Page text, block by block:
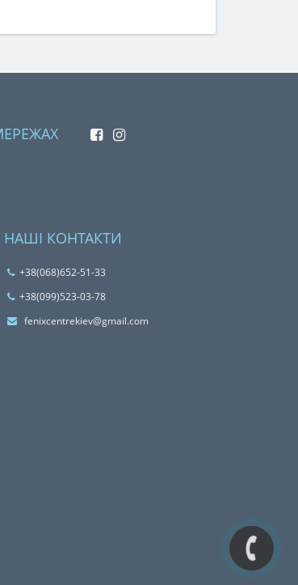
НАШІ КОНТАКТИ
+38(068)652-51-33
‎+38(099)523-03-78
fenixcentrekiev@gmail.com